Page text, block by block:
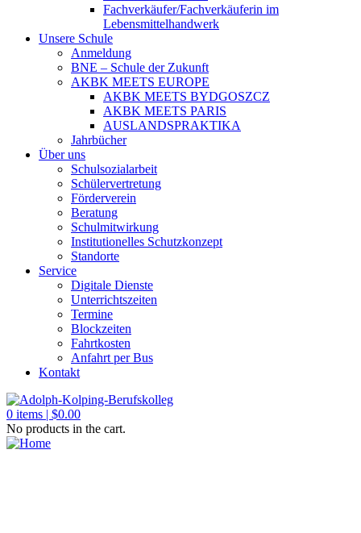
Fachverkäufer/Fachverkäuferin im
Lebensmittelhandwerk
Unsere Schule
Anmeldung
BNE – Schule der Zukunft
AKBK MEETS EUROPE
AKBK MEETS BYDGOSZCZ
AKBK MEETS PARIS
AUSLANDSPRAKTIKA
Jahrbücher
Über uns
Schulsozialarbeit
Schülervertretung
Förderverein
Beratung
Schulmitwirkung
Institutionelles Schutzkonzept
Standorte
Service
Digitale Dienste
Unterrichtszeiten
Termine
Blockzeiten
Fahrtkosten
Anfahrt per Bus
Kontakt
0 items | $0.00
No products in the cart.